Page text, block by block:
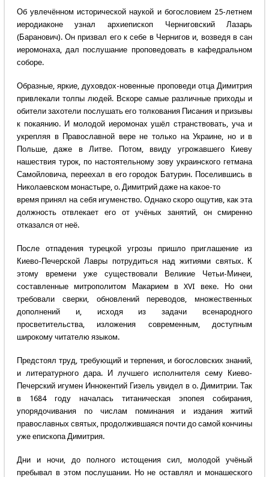
Об увлечённом исторической наукой и богословием 25-летнем
иеродиаконе узнал архиепископ Черниговский Лазарь
(Баранович). Он призвал его к себе в Чернигов и, возведя в сан
иеромонаха, дал послушание проповедовать в кафедральном
соборе.
Образные, яркие, духовдох-новенные проповеди отца Димитрия
привлекали толпы людей. Вскоре самые различные приходы и
обители захотели послушать его толкования Писания и призывы
к покаянию. И молодой иеромонах ушёл странствовать, уча и
укрепляя в Православной вере не только на Украине, но и в
Польше, даже в Литве. Потом, ввиду угрожавшего Киеву
нашествия турок, по настоятельному зову украинского гетмана
Самойловича, переехал в его городок Батурин. Поселившись в
Николаевском монастыре, о. Димитрий даже на какое-то
время принял на себя игуменство. Однако скоро ощутив, как эта
должность отвлекает его от учёных занятий, он смиренно
отказался от неё.
После отпадения турецкой угрозы пришло приглашение из
Киево-Печерской Лавры потрудиться над житиями святых. К
этому времени уже существовали Великие Четьи-Минеи,
составленные митрополитом Макарием в XVI веке. Но они
требовали сверки, обновлений переводов, множественных
дополнений и, исходя из задачи всенародного
просветительства, изложения современным, доступным
широкому читателю языком.
Предстоял труд, требующий и терпения, и богословских знаний,
и литературного дара. И лучшего исполнителя сему Киево-
Печерский игумен Иннокентий Гизель увидел в о. Димитрии. Так
в 1684 году началась титаническая эпопея собирания,
упорядочивания по числам поминания и издания житий
православных святых, продолжившаяся почти до самой кончины
уже епископа Димитрия.
Дни и ночи, до полного истощения сил, молодой учёный
пребывал в этом послушании. Но не оставлял и монашеского